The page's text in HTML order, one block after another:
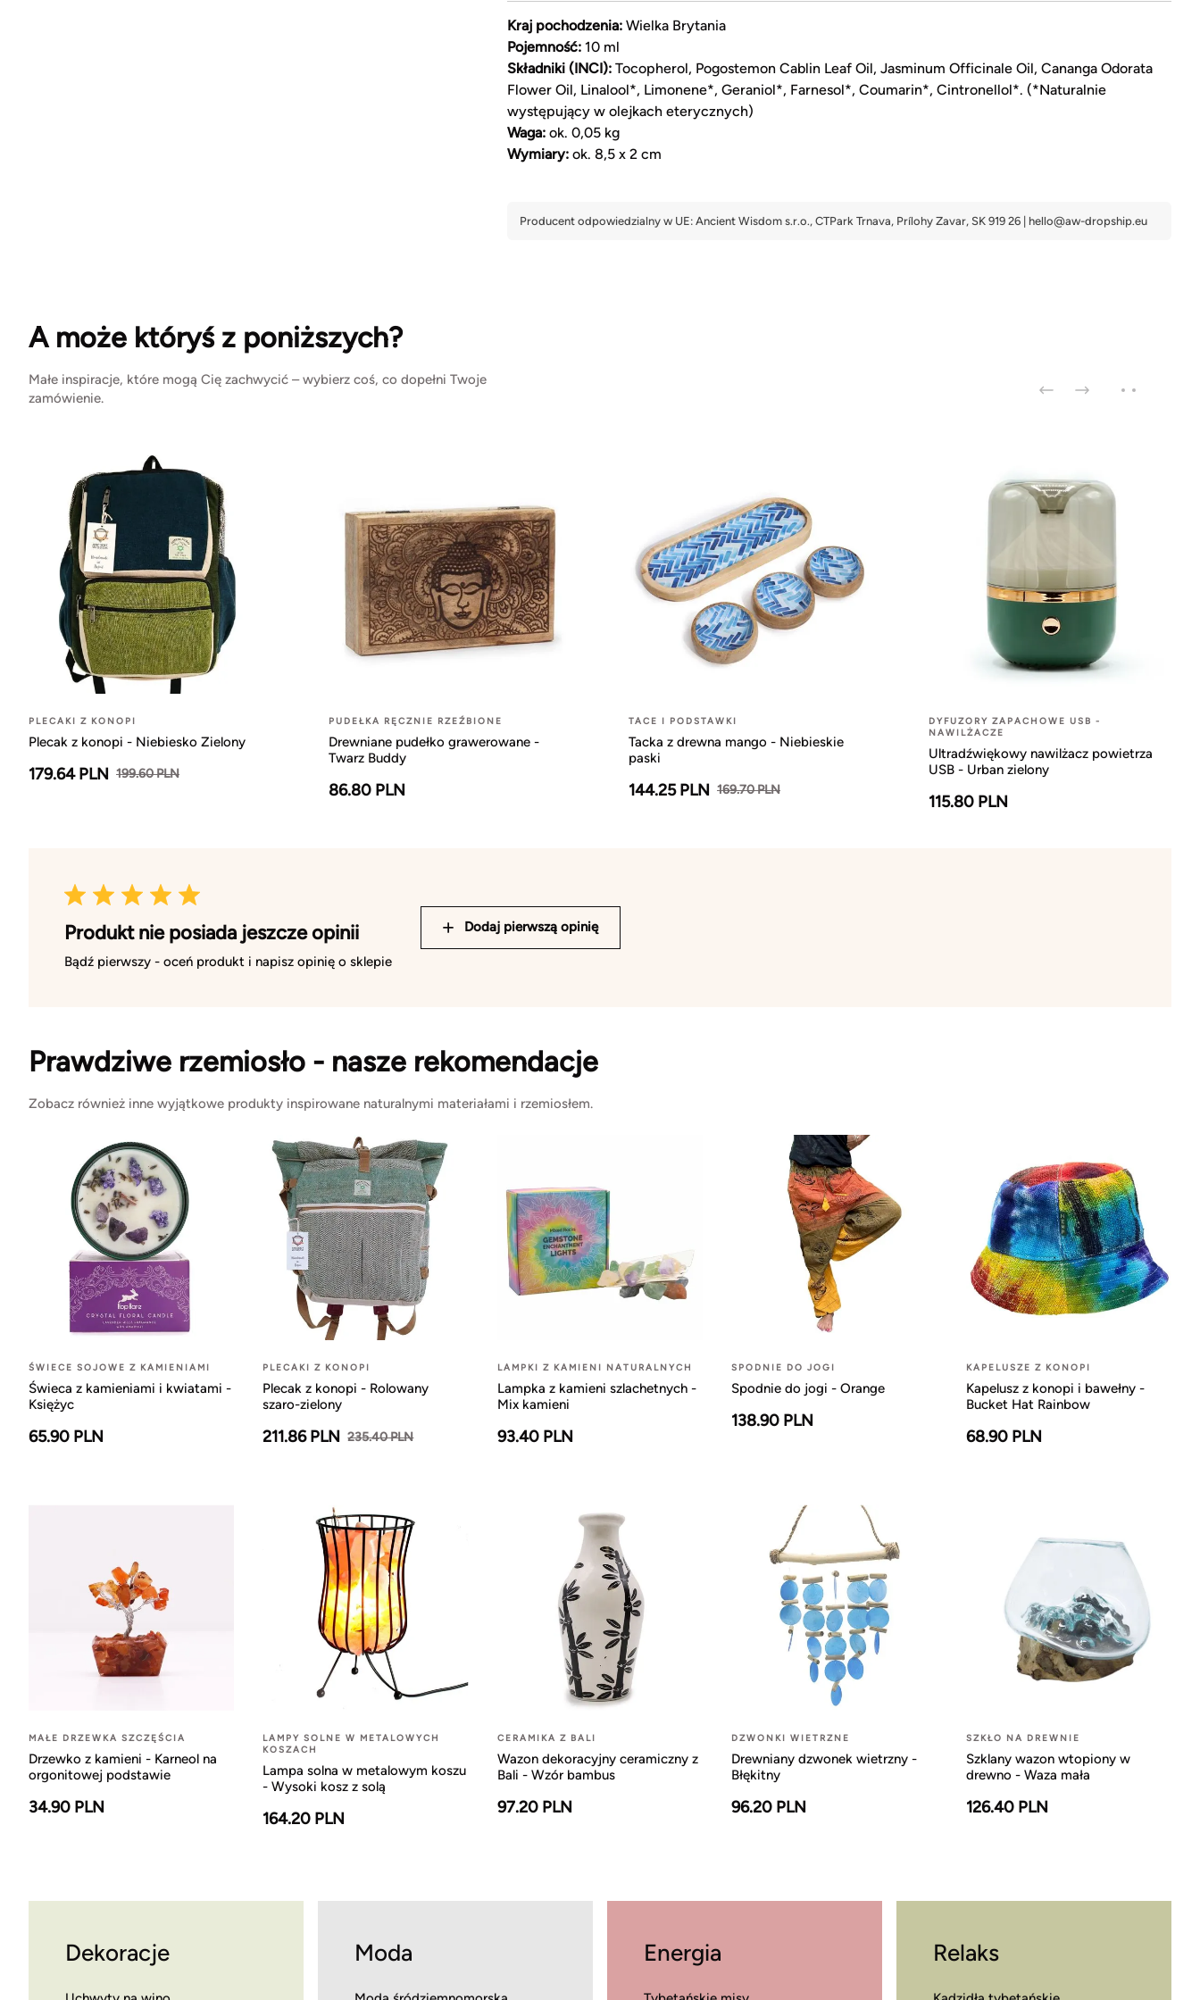
Kraj pochodzenia: Wielka Brytania
Pojemność: 10 ml
Składniki (INCI): Tocopherol, Pogostemon Cablin Leaf Oil, Jasminum Officinale Oil, Cananga Odorata
Flower Oil, Linalool*, Limonene*, Geraniol*, Farnesol*, Coumarin*, Cintronellol*. (*Naturalnie
występujący w olejkach eterycznych)
Waga: ok. 0,05 kg
Wymiary: ok. 8,5 x 2 cm
A może któryś z poniższych?
Małe inspiracje, które mogą Cię zachwycić – wybierz coś, co dopełni Twoje
zamówienie.
PLECAKI Z KONOPI
Plecak z konopi - Niebiesko Zielony
179.64 PLN 199.60 PLN
PUDEŁKA RĘCZNIE RZEŹBIONE
Drewniane pudełko grawerowane -
Twarz Buddy
86.80 PLN
TACE I PODSTAWKI
Tacka z drewna mango - Niebieskie
paski
144.25 PLN 169.70 PLN
DYFUZORY ZAPACHOWE USB -
NAWILŻACZE
Ultradźwiękowy nawilżacz powietrza
USB - Urban zielony
115.80 PLN
Produkt nie posiada jeszcze opinii
Bądź pierwszy - oceń produkt i napisz opinię o sklepie
Dodaj pierwszą opinię
Prawdziwe rzemiosło - nasze rekomendacje
Zobacz również inne wyjątkowe produkty inspirowane naturalnymi materiałami i rzemiosłem.
ŚWIECE SOJOWE Z KAMIENIAMI
Świeca z kamieniami i kwiatami -
Księżyc
65.90 PLN
PLECAKI Z KONOPI
Plecak z konopi - Rolowany
szaro-zielony
211.86 PLN 235.40 PLN
LAMPKI Z KAMIENI NATURALNYCH
Lampka z kamieni szlachetnych -
Mix kamieni
93.40 PLN
SPODNIE DO JOGI
Spodnie do jogi - Orange
138.90 PLN
KAPELUSZE Z KONOPI
Kapelusz z konopi i bawełny -
Bucket Hat Rainbow
68.90 PLN
MAŁE DRZEWKA SZCZĘŚCIA
Drzewko z kamieni - Karneol na
orgonitowej podstawie
34.90 PLN
LAMPY SOLNE W METALOWYCH
KOSZACH
Lampa solna w metalowym koszu
- Wysoki kosz z solą
164.20 PLN
CERAMIKA Z BALI
Wazon dekoracyjny ceramiczny z
Bali - Wzór bambus
97.20 PLN
DZWONKI WIETRZNE
Drewniany dzwonek wietrzny -
Błękitny
96.20 PLN
SZKŁO NA DREWNIE
Szklany wazon wtopiony w
drewno - Waza mała
126.40 PLN
Dekoracje Moda Energia Relaks